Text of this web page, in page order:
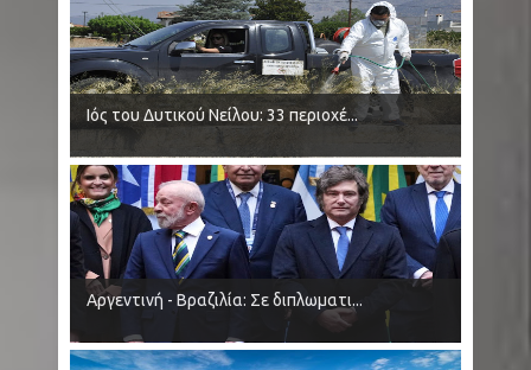
εικόνα βιβλικής καταστροφής στα καμένα
SpaceX: Πύραυλος πρόκειται να προσκρούσει
ΗΠΑ - Καλιφόρνια: Συνέλαβαν ένοπλο σε
γήπεδο γκολφ πριν το επισκεφτεί ο Τραμπ
Σαμοθράκη: Νεαρός έπεσε σε γεώτρηση στα
ιαματικά λουτρά -Νοσηλεύεται με σοβαρά
Ιός του Δυτικού Νείλου: 33 περιοχέ...
Αργεντινή - Βραζιλία: Σε διπλωματι...